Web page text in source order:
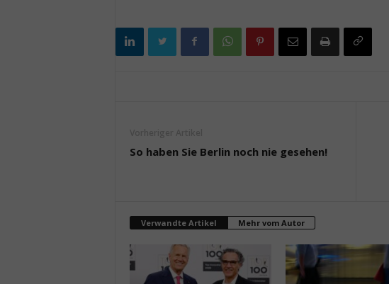
So haben Sie Berlin noch nie gesehen!
Verwandte Artikel Mehr vom Autor